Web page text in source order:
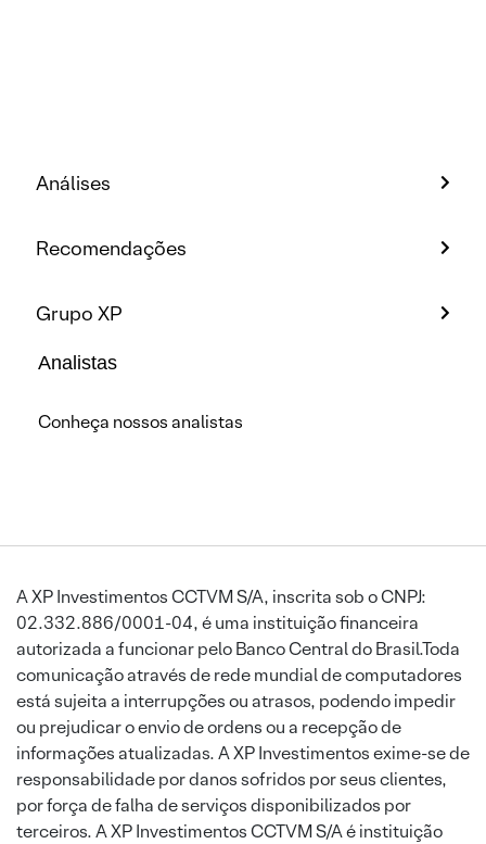
Análises
Recomendações
Grupo XP
Analistas
Conheça nossos analistas
A XP Investimentos CCTVM S/A, inscrita sob o CNPJ:
02.332.886/0001-04, é uma instituição financeira
autorizada a funcionar pelo Banco Central do Brasil.Toda
comunicação através de rede mundial de computadores
está sujeita a interrupções ou atrasos, podendo impedir
ou prejudicar o envio de ordens ou a recepção de
informações atualizadas. A XP Investimentos exime-se de
responsabilidade por danos sofridos por seus clientes,
por força de falha de serviços disponibilizados por
terceiros. A XP Investimentos CCTVM S/A é instituição